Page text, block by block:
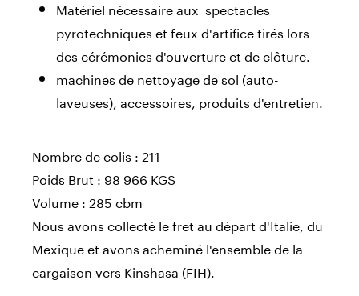
Matériel nécessaire aux spectacles
pyrotechniques et feux d'artifice tirés lors
des cérémonies d'ouverture et de clôture.
machines de nettoyage de sol (auto-
laveuses), accessoires, produits d'entretien.
Nombre de colis : 211
Poids Brut : 98 966 KGS
Volume : 285 cbm
Nous avons collecté le fret au départ d'Italie, du
Mexique et avons acheminé l'ensemble de la
cargaison vers Kinshasa (FIH).